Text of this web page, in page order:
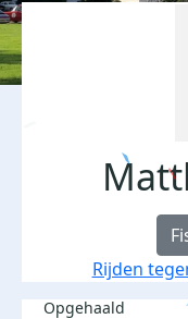
Rijden
Opgehaald